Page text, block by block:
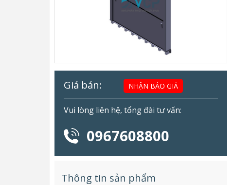
Giá bán: NHẬN BÁO GIÁ
Vui lòng liên hệ, tổng đài tư vấn:
0967608800
Thông tin sản phẩm